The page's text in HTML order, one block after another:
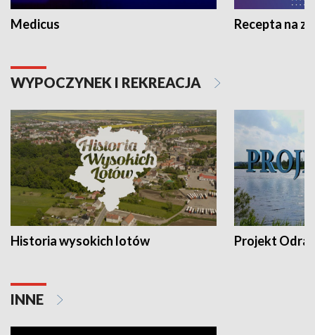
Medicus Recepta na
WYPOCZYNEK I REKREACJA
Historia wysokich lotów Projekt Odra
INNE